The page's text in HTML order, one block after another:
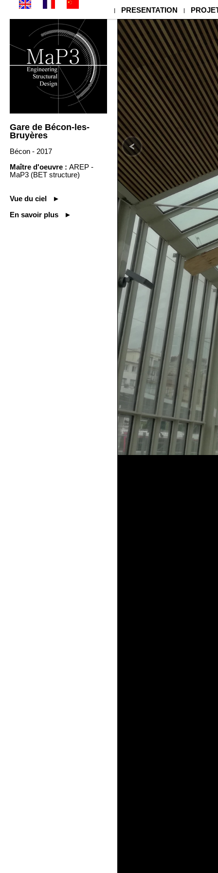
| PRESENTATION |
Gare de Bécon-les-
Bruyères
Bécon - 2017
Maître d'oeuvre : AREP -
MaP3 (BET structure)
Vue du ciel ►
En savoir plus ►